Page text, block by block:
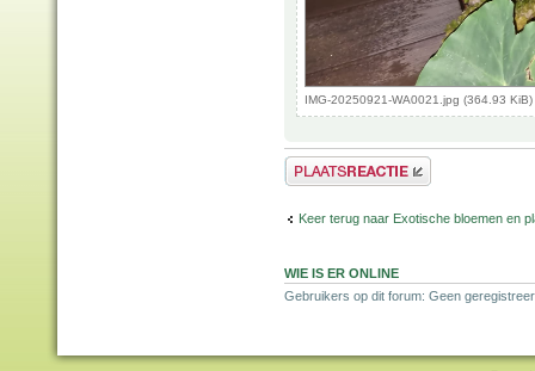
IMG-20250921-WA0021.jpg (364.93
Plaats een reactie
Keer terug naar Exotische bloemen en
WIE IS ER ONLINE
Gebruikers op dit forum: Geen